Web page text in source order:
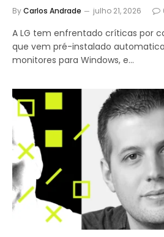
ByCarlos Andrade julho 21, 2026
A LG tem enfrentado críticas por
que vem pré-instalado
monitores para Windows, e…